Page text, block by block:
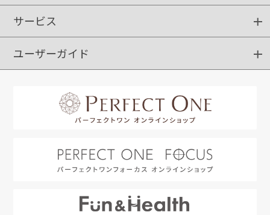
ショッピングガイド
ご注文方法
送料・配送
クーポンご利用方法
サービス
定期購入
ポイントサービス
お知らせメール
ユーザーガイド